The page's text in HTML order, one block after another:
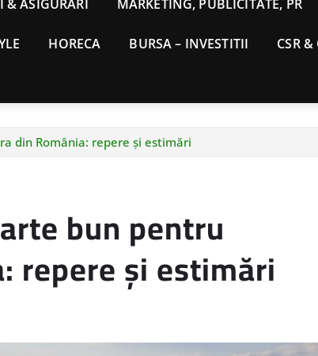
& ASIGURARI MARKETING, PUBLICITATE, PR
HORECA BURSA – INVESTITII CSR
din România: repere și estimări
bun pentru
repere și estimări